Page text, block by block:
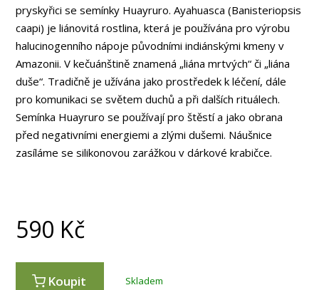
pryskyřici se semínky Huayruro. Ayahuasca (Banisteriopsis
caapi) je liánovitá rostlina, která je používána pro výrobu
halucinogenního nápoje původními indiánskými kmeny v
Amazonii. V kečuánštině znamená „liána mrtvých“ či „liána
duše“. Tradičně je užívána jako prostředek k léčení, dále
pro komunikaci se světem duchů a při dalších rituálech.
Semínka Huayruro se používají pro štěstí a jako obrana
před negativními energiemi a zlými dušemi. Náušnice
zasíláme se silikonovou zarážkou v dárkové krabičce.
590 Kč
Koupit Skladem